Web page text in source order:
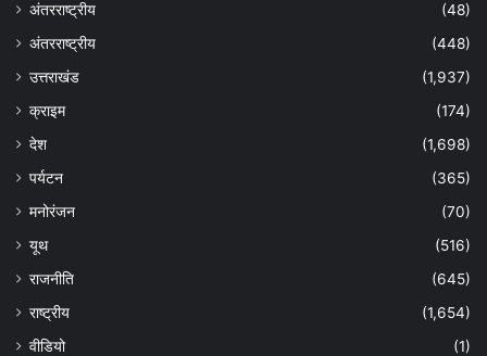
अंतरराष्ट्रीय
(48)
अंतरराष्ट्रीय
(448)
उत्तराखंड
(1,937)
क्राइम
(174)
देश
(1,698)
पर्यटन
(365)
मनोरंजन
(70)
यूथ
(516)
राजनीति
(645)
राष्ट्रीय
(1,654)
वीडियो
(1)